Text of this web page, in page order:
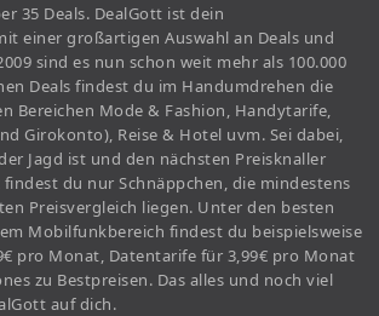
35 Deals. DealGott ist dein
einer großartigen Auswahl an Deals und
sind es nun schon weit mehr als 100.000
Deals findest du im Handumdrehen die
Bereichen Mode & Fashion, Handytarife,
Girokonto), Reise & Hotel uvm. Sei dabei,
Jagd ist und den nächsten Preisknaller
du nur Schnäppchen, die mindestens
Preisvergleich liegen. Unter den besten
Mobilfunkbereich findest du beispielsweise
pro Monat, Datentarife für 3,99€ pro Monat
zu Bestpreisen. Das alles und noch viel
auf dich.